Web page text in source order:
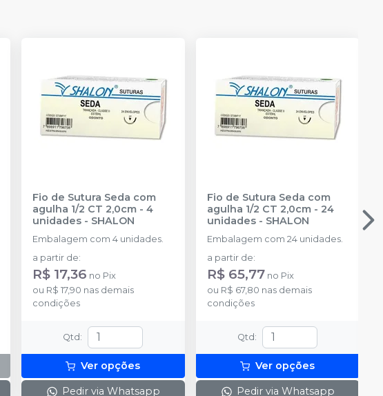
Fio de Sutura Seda com
agulha 1/2 CT 2,0cm - 4
unidades- SHALON
Embalagem com 4 unidades.
a partir de:
R$ 17,36 no Pix
ou R$ 17,90 nas demais
condições
Qtd :
Ver opções
Pedir via Whatsapp
Fio de Sutura Seda com
agulha 1/2 CT 2,0cm - 24
unidades- SHALON
Embalagem com 24 unidades.
a partir de:
R$ 65,77 no Pix
ou R$ 67,80 nas demais
condições
Qtd :
Ver opções
Pedir via Whatsapp